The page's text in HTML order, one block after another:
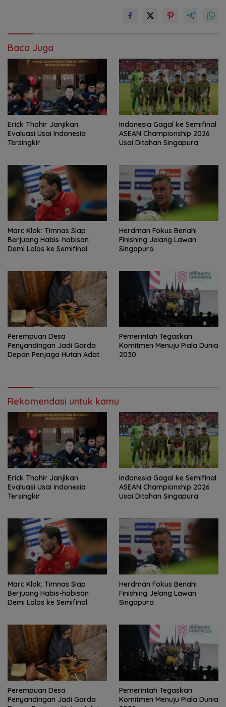
Baca Juga
Erick Thohir Janjikan
Evaluasi Usai Indonesia
Tersingkir
Indonesia Gagal ke Semifinal
ASEAN Championship 2026
Usai Ditahan Singapura
Marc Klok: Timnas Siap
Berjuang Habis-habisan
Demi Lolos ke Semifinal
Herdman Fokus Benahi
Finishing Jelang Lawan
Singapura
Perempuan Desa
Penyandingan Jadi Garda
Depan Penjaga Hutan Adat
Pemerintah Tegaskan
Komitmen Menuju Piala Dunia
2030
Rekomendasi untuk kamu
Erick Thohir Janjikan
Evaluasi Usai Indonesia
Tersingkir
Indonesia Gagal ke Semifinal
ASEAN Championship 2026
Usai Ditahan Singapura
Marc Klok: Timnas Siap
Berjuang Habis-habisan
Demi Lolos ke Semifinal
Herdman Fokus Benahi
Finishing Jelang Lawan
Singapura
Perempuan Desa
Penyandingan Jadi Garda
Pemerintah Tegaskan
Komitmen Menuju Piala Dunia